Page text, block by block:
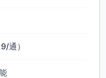
通）